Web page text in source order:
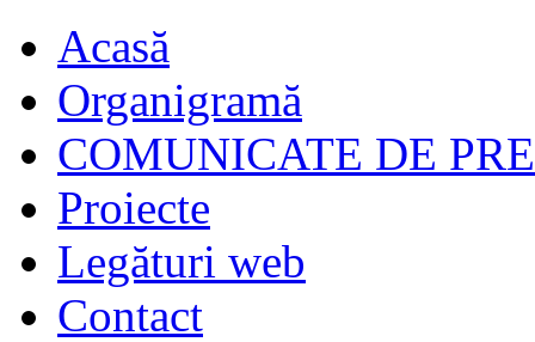
Acasă
Organigramă
COMUNICATE DE
Proiecte
Legături web
Contact